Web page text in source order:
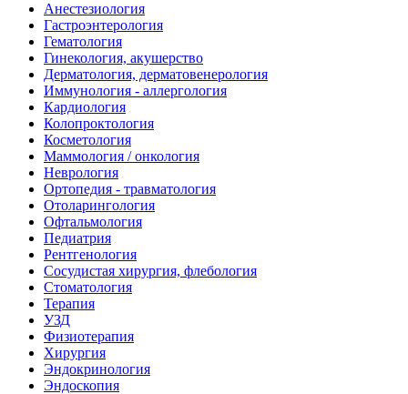
Анестезиология
Гастроэнтерология
Гематология
Гинекология, акушерство
Дерматология, дерматовенерология
Иммунология - аллергология
Кардиология
Колопроктология
Косметология
Маммология / онкология
Неврология
Ортопедия - травматология
Отоларингология
Офтальмология
Педиатрия
Рентгенология
Сосудистая хирургия, флебология
Стоматология
Терапия
УЗД
Физиотерапия
Хирургия
Эндокринология
Эндоскопия